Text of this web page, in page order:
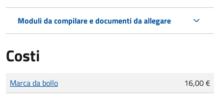
Moduli da compilare e documenti da allegare
Costi
Tipo di pagamento
Importo
Marca da bollo 16,00 €